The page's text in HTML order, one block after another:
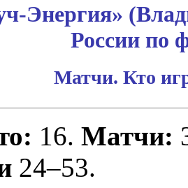
Энергия»
России по
Матчи. Кто
16.Матчи:
24–53.